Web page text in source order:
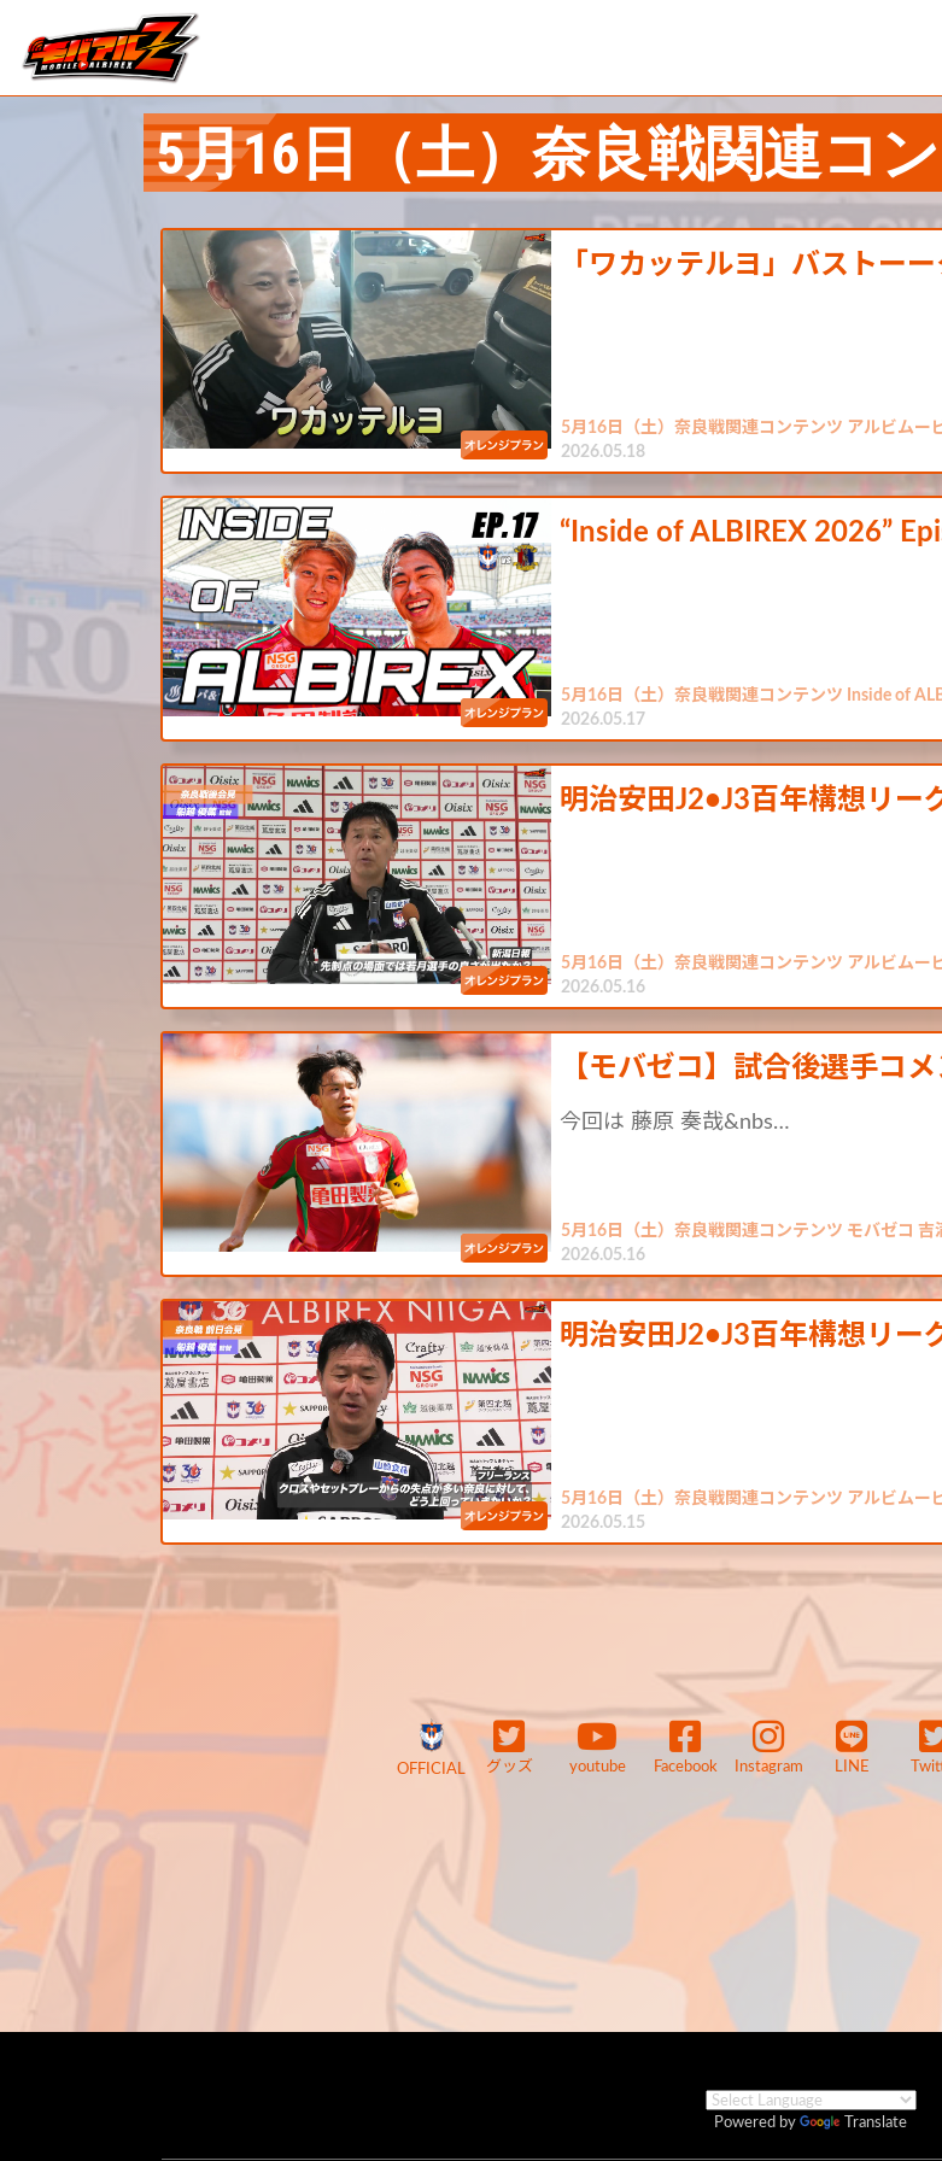
5月16日（土）奈良戦関連コ
「ワカッテルヨ」バストー
5月16日（土）奈良戦関連コンテンツ アルビムー
2026.05.18
“Inside of ALBIREX 2026”
5月16日（土）奈良戦関連コンテンツ Inside of
2026.05.17
明治安田J2•J3百年構想リー
5月16日（土）奈良戦関連コンテンツ アルビムー
2026.05.16
【モバゼコ】試合後選手コ
今回は 藤原 奏哉&nbs…
5月16日（土）奈良戦関連コンテンツ モバゼコ 吉
2026.05.16
明治安田J2•J3百年構想リー
5月16日（土）奈良戦関連コンテンツ アルビムー
2026.05.15
OFFICIAL グッズ youtube Facebook Instagram LINE
Powered by Translate